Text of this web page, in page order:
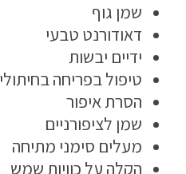
שמן גוף
דאודורנט טבעי
ידיים יבשות
טיפול בפריחה
הסרת איפור
שמן לציפורניים
מעלים סימני מתיחה
הקלה על כוויות שמש